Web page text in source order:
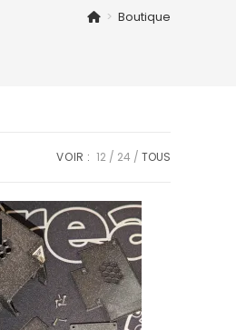
SEARCH
> Boutique
VOIR : 12 24 TOUS